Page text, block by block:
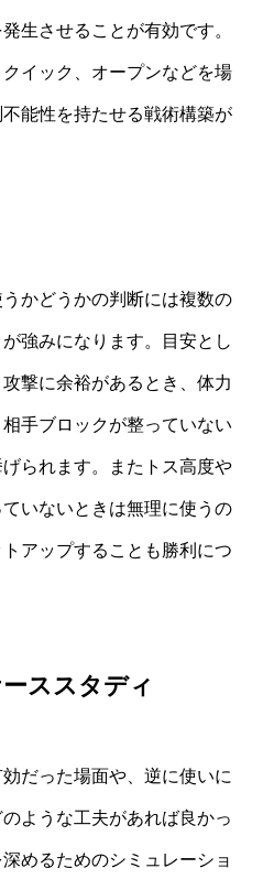
生させることが有効です。
イック、オープンなどを場
能性を持たせる戦術構築が
かどうかの判断には複数の
強みになります。目安とし
撃に余裕があるとき、体力
手ブロックが整っていない
られます。またトス高度や
いないときは無理に使うの
アップすることも勝利につ
ススタディ
だった場面や、逆に使いに
ような工夫があれば良かっ
めるためのシミュレーショ